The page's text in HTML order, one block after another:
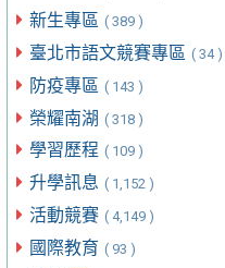
新生專區 ( 389 )
臺北市語文競賽專區 ( 34 )
防疫專區 ( 143 )
榮耀南湖 ( 318 )
學習歷程 ( 109 )
升學訊息 ( 1,152 )
活動競賽 ( 4,149 )
國際教育 ( 93 )